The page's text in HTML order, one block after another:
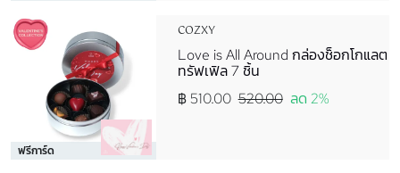
ฟรีการ์ด
COZXY
Love is All Around กล่องช็อกโกแลต
ทรัฟเฟิล 7 ชิ้น
฿ 510.00 520.00 ลด 2%